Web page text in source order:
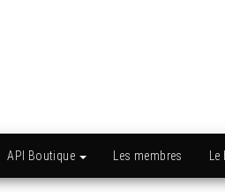
API Boutique Les membres Le